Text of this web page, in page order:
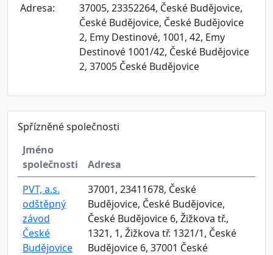
Adresa:
37005, 23352264, České Budějovice,
České Budějovice, České Budějovice
2, Emy Destinové, 1001, 42, Emy
Destinové 1001/42, České Budějovice
2, 37005 České Budějovice
Spřízněné společnosti
Jméno
společnosti
Adresa
PVT, a.s.
odštěpný
závod
České
Budějovice
37001, 23411678, České
Budějovice, České Budějovice,
České Budějovice 6, Žižkova tř.,
1321, 1, Žižkova tř. 1321/1, České
Budějovice 6, 37001 České